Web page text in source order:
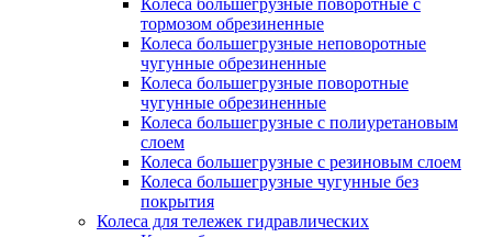
Колеса большегрузные поворотные с
тормозом обрезиненные
Колеса большегрузные неповоротные
чугунные обрезиненные
Колеса большегрузные поворотные
чугунные обрезиненные
Колеса большегрузные с полиуретановым
слоем
Колеса большегрузные с резиновым слоем
Колеса большегрузные чугунные без
покрытия
Колеса для тележек гидравлических